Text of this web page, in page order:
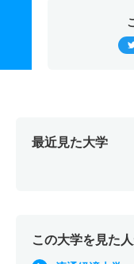
最近見た大学
この大学を見た